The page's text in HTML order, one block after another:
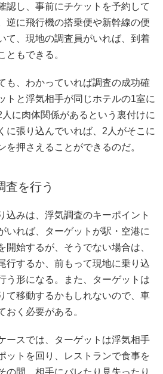
認し、事前にチケットを予約して
逆に飛行機の搭乗便や新幹線の便
て、現地の調査員がいれば、到着
ともできる。
も、わかっていれば調査の成功確
トと浮気相手が同じホテルの1室に
に肉体関係があるという裏付けに
に張り込んでいれば、2人がそこに
を押さえることができるのだ。
査を行う
込みは、浮気調査のキーポイント
いれば、ターゲットが駅・空港に
開始するが、そうでない場合は、
行するか、前もって現地に乗り込
う形になる。また、ターゲットは
て移動するかもしれないので、車
おく必要がある。
ースでは、ターゲットは浮気相手
ットを回り、レストランで食事を
の間、相手にバレたり見失ったり